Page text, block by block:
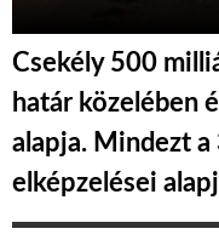
Csekély 500
határ közelében
alapja. Mindezt
elképzelései